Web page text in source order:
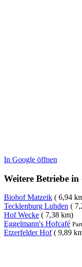
In Google öffnen
Weitere Betriebe in
Biohof Matzeik ( 6,94
Tecklenburg Luhden (
Hof Wecke ( 7,38 km)
Eggelmann's Hofcafé
Etzerfelder Hof( 9,89